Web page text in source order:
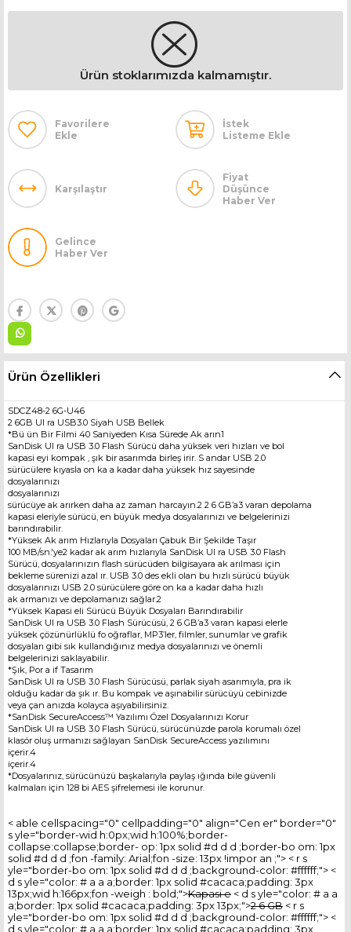
Ürün stoklarımızda kalmamıştır.
Favorilere
Ekle
İstek
Listeme Ekle
Karşılaştır
Fiyat
Düşünce
Haber Ver
Gelince
Haber Ver
Ürün Özellikleri
SDCZ48-2 6G-U46
2 6GB Ul ra USB3.0 Siyah USB Bellek
*Bü ün Bir Filmi 40 Saniyeden Kısa Sürede Ak arın1
SanDisk Ul ra USB 3.0 Flash Sürücü daha yüksek veri hızları ve bol
kapasi eyi kompak , şık bir asarımda birleş irir. S andar USB 2.0
sürücülere kıyasla on ka a kadar daha yüksek hız sayesinde
dosyalarınızı
dosyalarınızı
sürücüye ak arırken daha az zaman harcayın.2 2 6 GB’a3 varan depolama
kapasi eleriyle sürücü, en büyük medya dosyalarınızı ve belgelerinizi
barındırabilir.
*Yüksek Ak arım Hızlarıyla Dosyaları Çabuk Bir Şekilde Taşır
100 MB/sn.'ye2 kadar ak arım hızlarıyla SanDisk Ul ra USB 3.0 Flash
Sürücü, dosyalarınızın flash sürücüden bilgisayara ak arılması için
bekleme sürenizi azal ır. USB 3.0 des ekli olan bu hızlı sürücü büyük
dosyalarınızı USB 2.0 sürücülere göre on ka a kadar daha hızlı
ak armanızı ve depolamanızı sağlar.2
*Yüksek Kapasi eli Sürücü Büyük Dosyaları Barındırabilir
SanDisk Ul ra USB 3.0 Flash Sürücüsü, 2 6 GB’a3 varan kapasi elerle
yüksek çözünürlüklü fo oğraflar, MP3’ler, filmler, sunumlar ve grafik
dosyaları gibi sık kullandığınız medya dosyalarınızı ve önemli
belgelerinizi saklayabilir.
*Şık, Por a if Tasarım
SanDisk Ul ra USB 3.0 Flash Sürücüsü, parlak siyah asarımıyla, pra ik
olduğu kadar da şık ır. Bu kompak ve aşınabilir sürücüyü cebinizde
veya çan anızda kolayca aşıyabilirsiniz.
*SanDisk SecureAccess™ Yazılımı Özel Dosyalarınızı Korur
SanDisk Ul ra USB 3.0 Flash Sürücü, sürücünüzde parola korumalı özel
klasör oluş urmanızı sağlayan SanDisk SecureAccess yazılımını
içerir.4
içerir.4
*Dosyalarınız, sürücünüzü başkalarıyla paylaş ığında bile güvenli
kalmaları için 128 bi AES şifrelemesi ile korunur.
< able cellspacing="0" cellpadding="0" align="Cen er" border="0"
s yle="border-wid h:0px;wid h:100%;border-
collapse:collapse;border- op: 1px solid #d d d ;border-bo om: 1px
solid #d d d ;fon -family: Arial;fon -size: 13px !impor an ;"> < r s
yle="border-bo om: 1px solid #d d d ;background-color: #ffffff;"> <
d s yle="color: # a a a;border: 1px solid #cacaca;padding: 3px
13px;wid h:166px;fon -weigh : bold;">Kapasi e < d s yle="color: # a a
a;border: 1px solid #cacaca;padding: 3px 13px;">2 6 GB < r s
yle="border-bo om: 1px solid #d d d ;background-color: #ffffff;"> <
d s yle="color: # a a a;border: 1px solid #cacaca;padding: 3px